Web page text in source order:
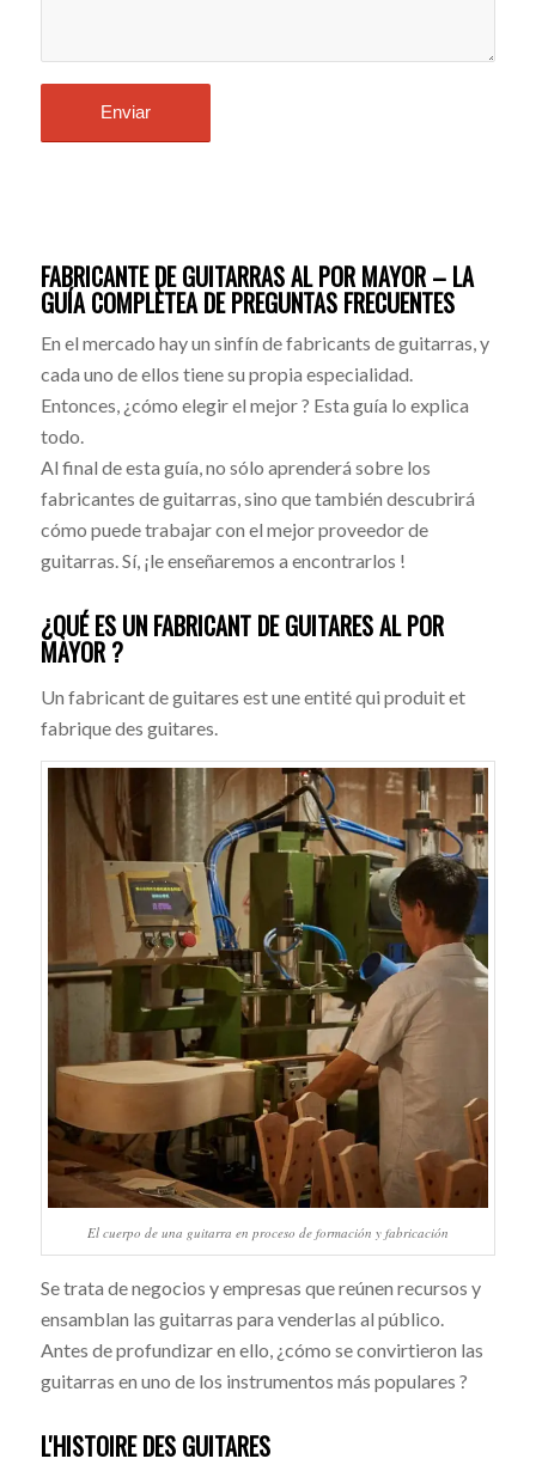
FABRICANTE DE GUITARRAS AL POR MAYOR – LA
GUÍA COMPLÈTEA DE PREGUNTAS FRECUENTES
En el mercado hay un sinfín de fabricants de guitarras, y
cada uno de ellos tiene su propia especialidad.
Entonces, ¿cómo elegir el mejor ? Esta guía lo explica
todo.
Al final de esta guía, no sólo aprenderá sobre los
fabricantes de guitarras, sino que también descubrirá
cómo puede trabajar con el mejor proveedor de
guitarras. Sí, ¡le enseñaremos a encontrarlos !
¿QUÉ ES UN FABRICANT DE GUITARES AL POR
MAYOR ?
Un fabricant de guitares est une entité qui produit et
fabrique des guitares.
El cuerpo de una guitarra en proceso de formación y fabricación
Se trata de negocios y empresas que reúnen recursos y
ensamblan las guitarras para venderlas al público.
Antes de profundizar en ello, ¿cómo se convirtieron las
guitarras en uno de los instrumentos más populares ?
L'HISTOIRE DES GUITARES